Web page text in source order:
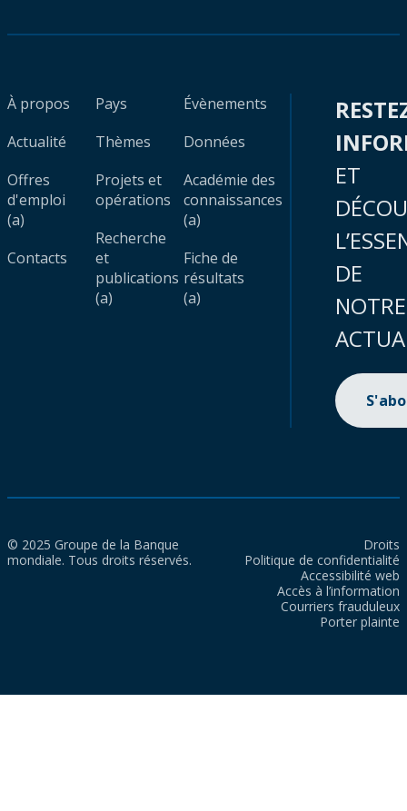
À propos
Actualité
Offres
d'emploi
(a)
Contacts
Pays
Thèmes
Projets et
opérations
Recherche
et
publications
(a)
Évènements
Données
Académie des
connaissances
(a)
Fiche de
résultats
(a)
ET
DE
NOTRE
© 2025 Groupe de la Banque
mondiale. Tous droits réservés.
Droits
Politique de confidentialité
Accessibilité web
Accès à l’information
Courriers frauduleux
Porter plainte